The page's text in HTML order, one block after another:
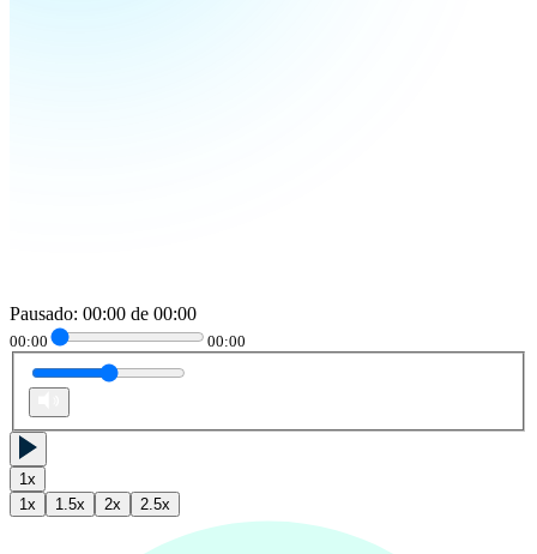
Pausado: 00:00 de 00:00
00:00 00:00
1x
1x 1.5x 2x 2.5x